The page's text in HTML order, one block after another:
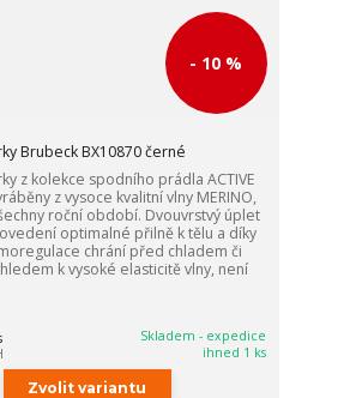
- 10 %
Brubeck BX10870 černé
z kolekce spodního prádla ACTIVE
z vysoce kvalitní vlny MERINO,
roční období. Dvouvrstvý úplet
optimalné přilně k tělu a díky
chrání před chladem či
k vysoké elasticitě vlny, není
Skladem - expedice
ihned 1 ks
Zvolit variantu